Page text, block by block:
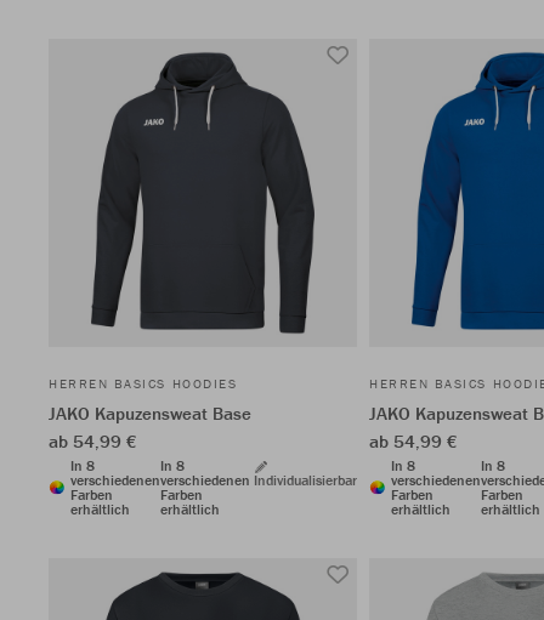
HERREN BASICS HOODIES
JAKO Kapuzensweat Base
ab 54,99 €
In 8
verschiedenen
Farben
erhältlich
In 8
verschiedenen
Farben
erhältlich
Individualisierbar
HERREN BASICS
JAKO Kapuzensweat
ab 54,99 €
In 8
verschiedenen
Farben
erhältlich
In 8
Farben
erhältlich